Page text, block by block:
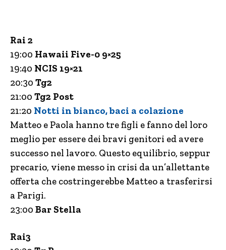
Rai 2
19:00 Hawaii Five-0 9×25
19:40 NCIS 19×21
20:30 Tg2
21:00 Tg2 Post
21:20 Notti in bianco, baci a colazione
Matteo e Paola hanno tre figli e fanno del loro
meglio per essere dei bravi genitori ed avere
successo nel lavoro. Questo equilibrio, seppur
precario, viene messo in crisi da un’allettante
offerta che costringerebbe Matteo a trasferirsi
a Parigi.
23:00 Bar Stella
Rai3